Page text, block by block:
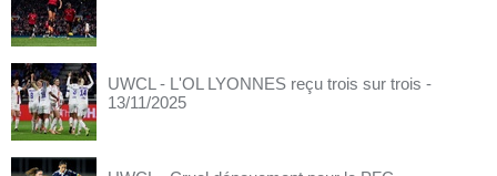
UWCL - L'OL LYONNES reçu trois sur trois -
13/11/2025